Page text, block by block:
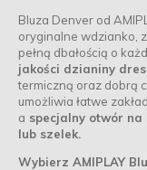
Bluza Denver od
oryginalne wdzianko,
pełną dbałością o
jakości dzianiny
termiczną oraz dobrą
umożliwia łatwe
a specjalny otwór na
lub szelek.
Wybierz AMIPLAY